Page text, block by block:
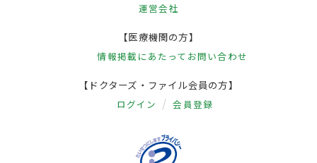
運営会社
【医療機関の方】
情報掲載にあたって お問い合わせ
【ドクターズ・ファイル会員の方】
ログイン 会員登録